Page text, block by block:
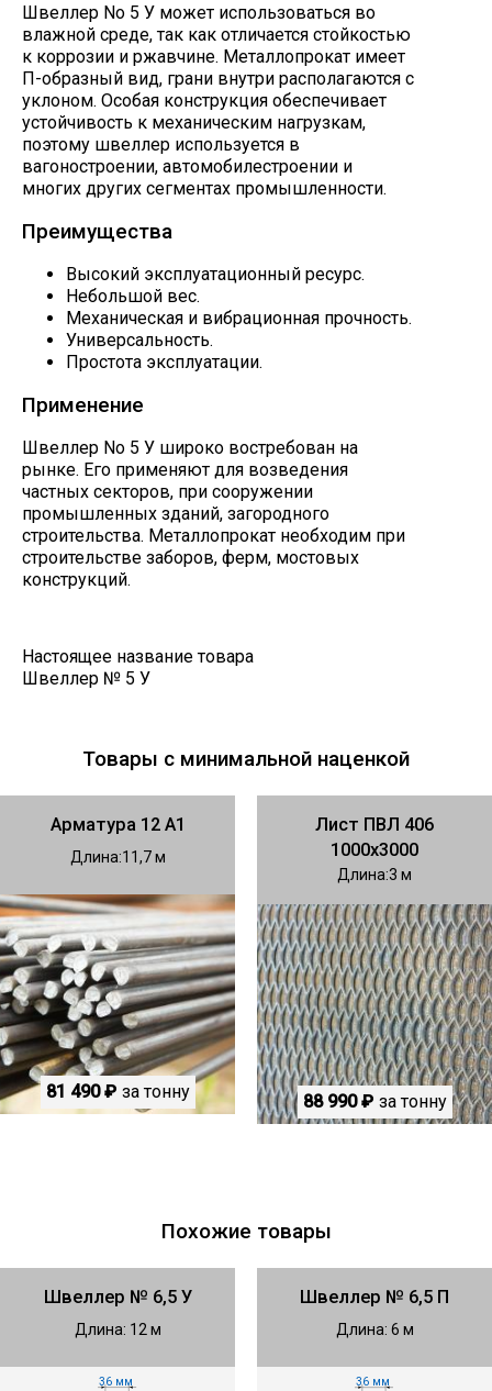
Швеллер No 5 У может использоваться во
влажной среде, так как отличается стойкостью
к коррозии и ржавчине. Металлопрокат имеет
П-образный вид, грани внутри располагаются с
уклоном. Особая конструкция обеспечивает
устойчивость к механическим нагрузкам,
поэтому швеллер используется в
вагоностроении, автомобилестроении и
многих других сегментах промышленности.
Преимущества
Высокий эксплуатационный ресурс.
Небольшой вес.
Механическая и вибрационная прочность.
Универсальность.
Простота эксплуатации.
Применение
Швеллер No 5 У широко востребован на
рынке. Его применяют для возведения
частных секторов, при сооружении
промышленных зданий, загородного
строительства. Металлопрокат необходим при
строительстве заборов, ферм, мостовых
конструкций.
Настоящее название товара
Швеллер № 5 У
Товары с минимальной наценкой
Арматура 12 А1
Длина 11,7
81 490 ₽ за тонну
Лист ПВЛ 406
1000х3000
Длина 3
88 990 ₽ за тонну
Похожие товары
Швеллер № 6,5 У
Длина: 12 м
36 мм
Швеллер № 6,5 П
Длина: 6 м
36 мм